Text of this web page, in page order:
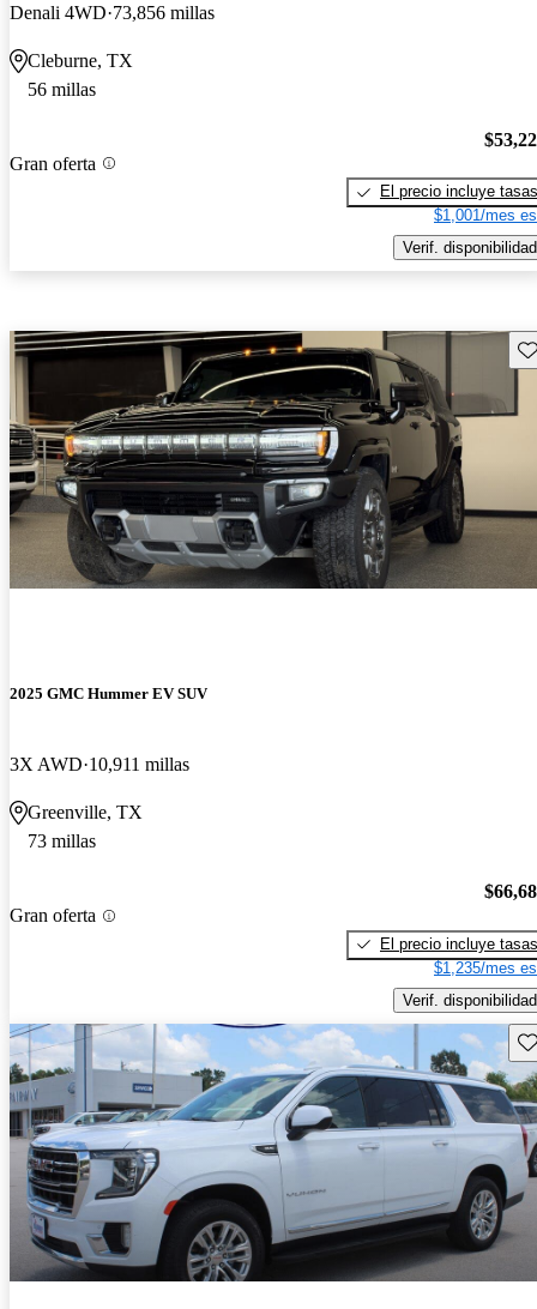
Denali 4WD 73,856 millas
Cleburne, TX
56 millas
Gran oferta
El precio incluye tasas
$1,001/mes
Verif. disponibilidad
2025 GMC Hummer EV SUV
3X AWD 10,911 millas
Greenville, TX
73 millas
Gran oferta
El precio incluye tasas
$1,235/mes
Verif. disponibilidad